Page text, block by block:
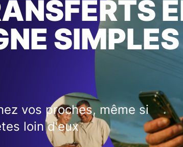
SIMPLES
vos proches, même si
loin d'eux